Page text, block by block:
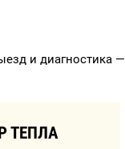
и диагностика —
ТЕПЛА